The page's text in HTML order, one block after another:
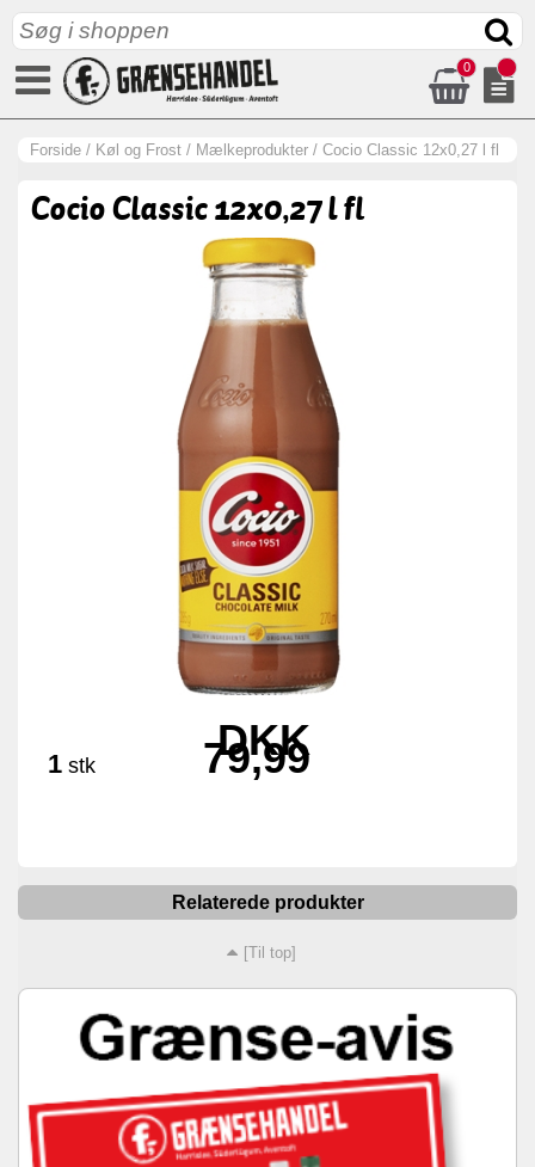
0
Forside / Køl og Frost / Mælkeprodukter / Cocio Classic 12x0,27 l fl
Cocio Classic 12x0,27 l fl
1 stk
DKK
79,99
Relaterede produkter
[Til top]